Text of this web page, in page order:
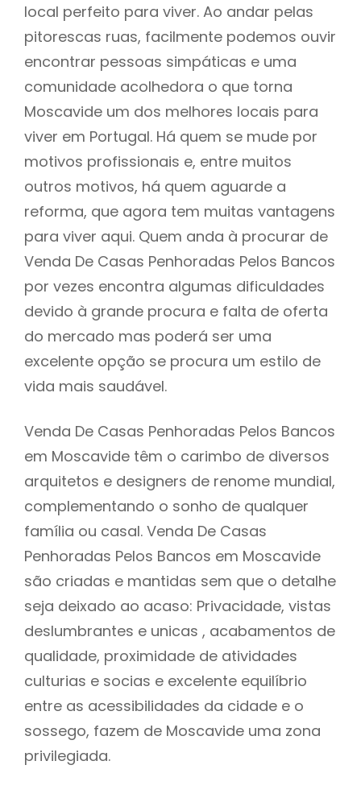
local perfeito para viver. Ao andar pelas
pitorescas ruas, facilmente podemos ouvir
encontrar pessoas simpáticas e uma
comunidade acolhedora o que torna
Moscavide um dos melhores locais para
viver em Portugal. Há quem se mude por
motivos profissionais e, entre muitos
outros motivos, há quem aguarde a
reforma, que agora tem muitas vantagens
para viver aqui. Quem anda à procurar de
Venda De Casas Penhoradas Pelos Bancos
por vezes encontra algumas dificuldades
devido à grande procura e falta de oferta
do mercado mas poderá ser uma
excelente opção se procura um estilo de
vida mais saudável.
Venda De Casas Penhoradas Pelos Bancos
em Moscavide têm o carimbo de diversos
arquitetos e designers de renome mundial,
complementando o sonho de qualquer
família ou casal. Venda De Casas
Penhoradas Pelos Bancos em Moscavide
são criadas e mantidas sem que o detalhe
seja deixado ao acaso: Privacidade, vistas
deslumbrantes e unicas , acabamentos de
qualidade, proximidade de atividades
culturias e socias e excelente equilíbrio
entre as acessibilidades da cidade e o
sossego, fazem de Moscavide uma zona
privilegiada.